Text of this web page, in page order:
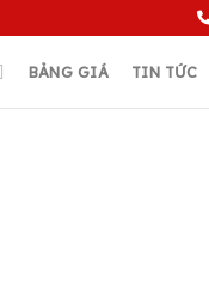
BẢNG GIÁ TIN TỨC